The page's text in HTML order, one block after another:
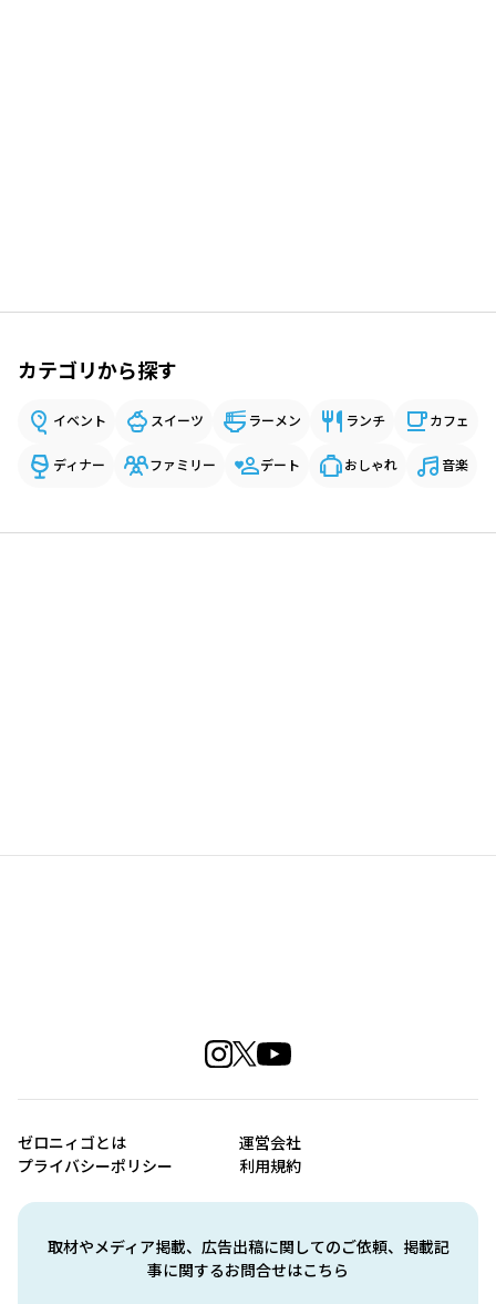
カテゴリから探す
イベント スイーツ ラーメン ランチ カフェ
ディナー ファミリー デート おしゃれ 音楽
取材やメディア掲載、広告出稿に関してのご依頼、掲載記
事に関するお問合せはこちら
ゼロニィゴとは
運営会社
プライバシーポリシー
利用規約